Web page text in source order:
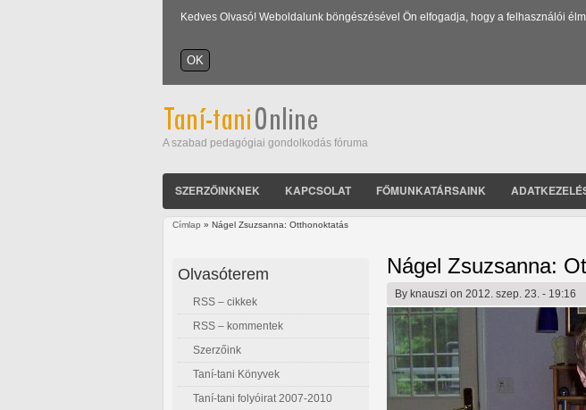
Kedves Olvasó! Weboldalunk böngészésével Ön elfogadja, hogy a felhasználói
A szabad pedagógiai gondolkodás fóruma
SZERZŐINKNEK KAPCSOLAT FŐMUNKATÁRSAINK
Címlap » Nágel Zsuzsanna: Otthonoktatás
Nágel Zsuzsanna:
By knauszi on 2012. szep. 23. - 19:16
Olvasóterem
RSS – cikkek
RSS – kommentek
Szerzőink
Taní-tani Könyvek
Taní-tani folyóirat 2007-2010